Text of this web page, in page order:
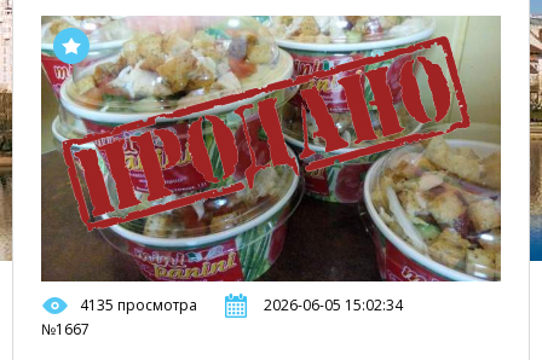
4135 просмотра
2026-06-05 15:02:34
№1667